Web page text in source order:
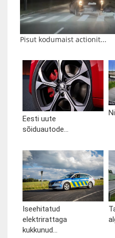
Pisut kodumaist actionit...
Eesti uute
sõiduautode...
Iseehitatud
elektrirattaga
kukkunud...